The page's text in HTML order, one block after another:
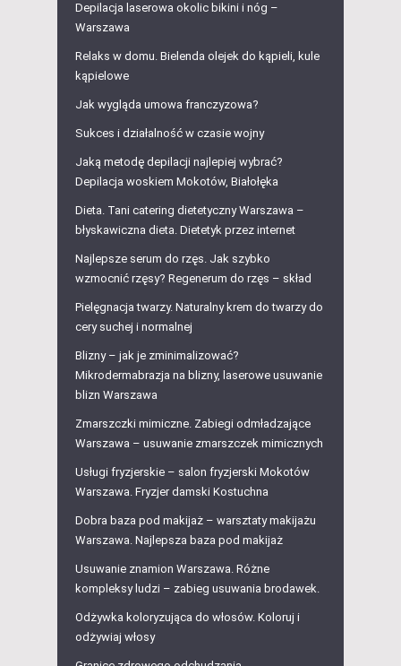
Depilacja laserowa okolic bikini i nóg –
Warszawa
Relaks w domu. Bielenda olejek do kąpieli, kule
kąpielowe
Jak wygląda umowa franczyzowa?
Sukces i działalność w czasie wojny
Jaką metodę depilacji najlepiej wybrać?
Depilacja woskiem Mokotów, Białołęka
Dieta. Tani catering dietetyczny Warszawa –
błyskawiczna dieta. Dietetyk przez internet
Najlepsze serum do rzęs. Jak szybko
wzmocnić rzęsy? Regenerum do rzęs – skład
Pielęgnacja twarzy. Naturalny krem do twarzy do
cery suchej i normalnej
Blizny – jak je zminimalizować?
Mikrodermabrazja na blizny, laserowe usuwanie
blizn Warszawa
Zmarszczki mimiczne. Zabiegi odmładzające
Warszawa – usuwanie zmarszczek mimicznych
Usługi fryzjerskie – salon fryzjerski Mokotów
Warszawa. Fryzjer damski Kostuchna
Dobra baza pod makijaż – warsztaty makijażu
Warszawa. Najlepsza baza pod makijaż
Usuwanie znamion Warszawa. Różne
kompleksy ludzi – zabieg usuwania brodawek.
Odżywka koloryzująca do włosów. Koloruj i
odżywiaj włosy